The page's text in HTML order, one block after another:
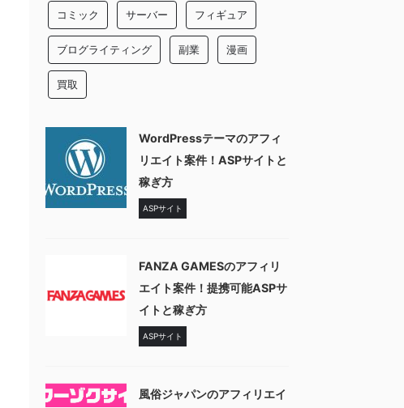
コミック サーバー フィギュア
ブログライティング 副業 漫画
買取
WordPressテーマのアフィ
リエイト案件！ASPサイトと
稼ぎ方
ASPサイト
FANZA GAMESのアフィリ
エイト案件！提携可能ASPサ
イトと稼ぎ方
ASPサイト
風俗ジャパンのアフィリエイ